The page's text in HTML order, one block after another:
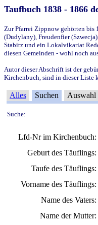
Taufbuch 1838 - 1866
Zur Pfarrei Zippnow gehörten bis
(Dudylany), Freudenfier
Stabitz und ein Lokalvikariat
diesen Gemeinden - wohl noch
Autor dieser Abschrift ist der
Kirchenbuch, sind in dieser Liste
Alles Suchen Auswahl
Suche:
Lfd-Nr im Kirchenbuch:
Geburt des Täuflings:
Taufe des Täuflings:
Vorname des Täuflings:
Name des Vaters:
Name der Mutter: